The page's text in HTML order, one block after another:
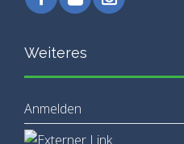
Weiteres
Anmelden